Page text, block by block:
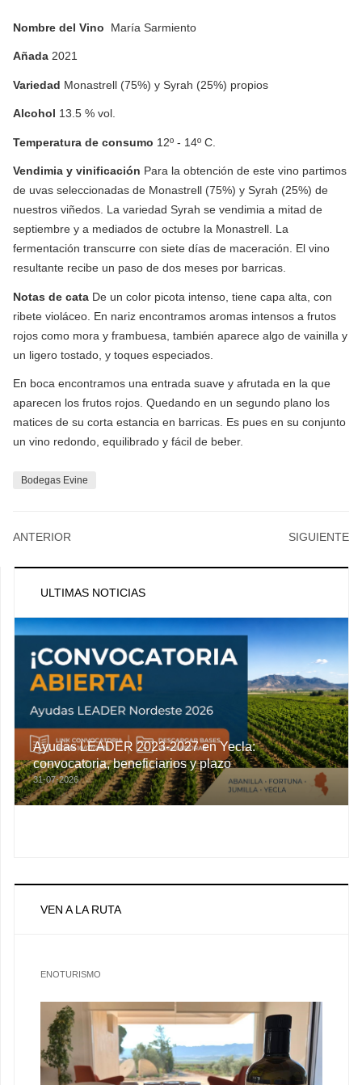
Nombre del Vino María Sarmiento
Añada 2021
Variedad Monastrell (75%) y Syrah (25%) propios
Alcohol 13.5 % vol.
Temperatura de consumo 12º - 14º C.
Vendimia y vinificación Para la obtención de este vino partimos
de uvas seleccionadas de Monastrell (75%) y Syrah (25%) de
nuestros viñedos. La variedad Syrah se vendimia a mitad de
septiembre y a mediados de octubre la Monastrell. La
fermentación transcurre con siete días de maceración. El vino
resultante recibe un paso de dos meses por barricas.
Notas de cata De un color picota intenso, tiene capa alta, con
ribete violáceo. En nariz encontramos aromas intensos a frutos
rojos como mora y frambuesa, también aparece algo de vainilla y
un ligero tostado, y toques especiados.
En boca encontramos una entrada suave y afrutada en la que
aparecen los frutos rojos. Quedando en un segundo plano los
matices de su corta estancia en barricas. Es pues en su conjunto
un vino redondo, equilibrado y fácil de beber.
Bodegas Evine
ANTERIOR SIGUIENTE
ULTIMAS NOTICIAS
Ayudas LEADER 2023-2027 en Yecla:
convocatoria, beneficiarios y plazo
31-07-2026
VEN A LA RUTA
ENOTURISMO